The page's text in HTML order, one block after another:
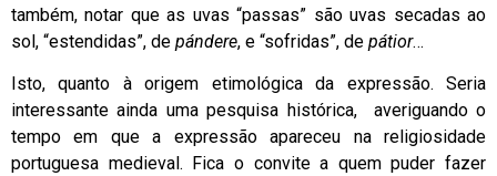
também, notar que as uvas “passas” são uvas secadas ao
sol, “estendidas”, de pándere, e “sofridas”, de pátior…
Isto, quanto à origem etimológica da expressão. Seria
interessante ainda uma pesquisa histórica, averiguando o
tempo em que a expressão apareceu na religiosidade
portuguesa medieval. Fica o convite a quem puder fazer